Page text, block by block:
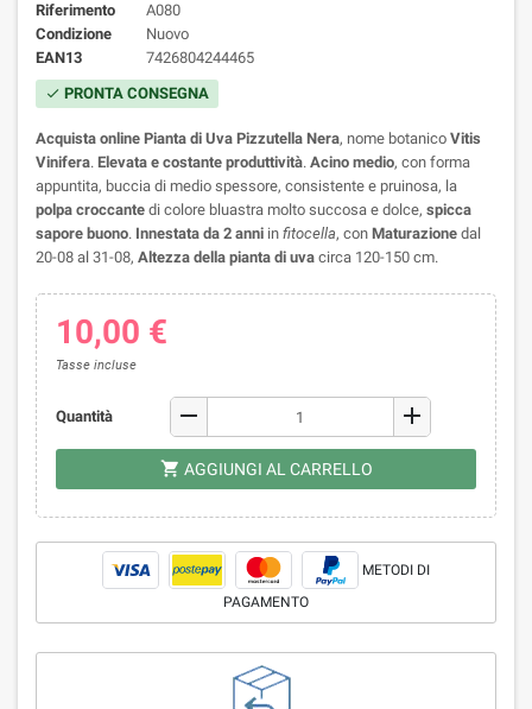
Riferimento
A080
Condizione
Nuovo
EAN13
7426804244465
check PRONTA CONSEGNA
Acquista online Pianta di Uva Pizzutella Nera, nome botanico Vitis
Vinifera. Elevata e costante produttività. Acino medio, con forma
appuntita, buccia di medio spessore, consistente e pruinosa, la
polpa croccante di colore bluastra molto succosa e dolce, spicca
sapore buono. Innestata da 2 anni in fitocella, con Maturazione dal
20-08 al 31-08, Altezza della pianta di uva circa 120-150 cm.
10,00 €
Tasse incluse
Quantità remove add
shopping_cart AGGIUNGI AL CARRELLO
METODI DI
PAGAMENTO